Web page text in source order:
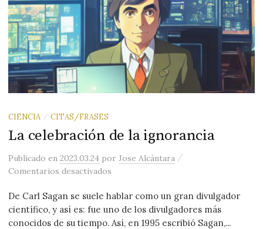
CIENCIA / CITAS/FRASES
La celebración de la ignorancia
Publicadoen2023.03.24 porJose Alcántara /
Comentarios desactivados
De Carl Sagan se suele hablar como un gran divulgador
científico, y así es: fue uno de los divulgadores más
conocidos de su tiempo. Así, en 1995 escribió Sagan,...